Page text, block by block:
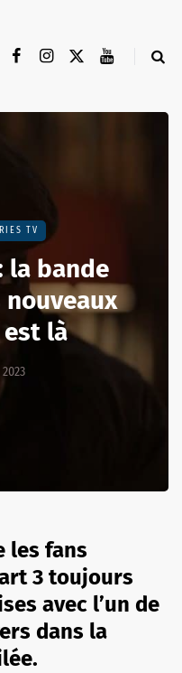
TV
la bande
là
les fans
3 toujours
avec l’un de
dans la